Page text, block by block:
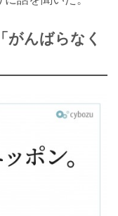
がんばらなく